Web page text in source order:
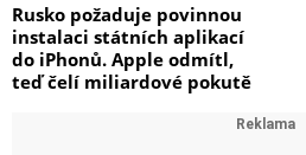
Rusko požaduje povinnou
instalaci státních aplikací
do iPhonů. Apple odmítl,
teď čelí miliardové pokutě